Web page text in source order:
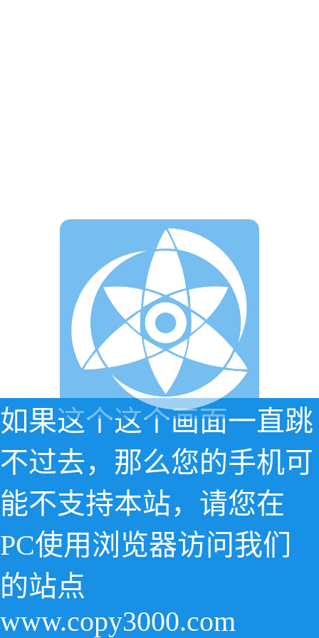
如果这个这个画面一直跳
不过去，那么您的手机可
能不支持本站，请您在
PC使用浏览器访问我们
的站点
www.copy3000.com